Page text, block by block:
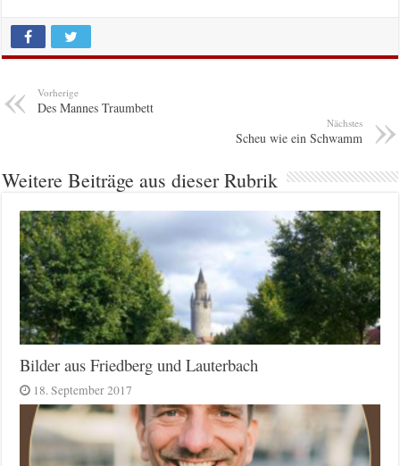
Vorherige
Des Mannes Traumbett
Nächstes
Scheu wie ein Schwamm
Weitere Beiträge aus dieser Rubrik
Bilder aus Friedberg und Lauterbach
18. September 2017